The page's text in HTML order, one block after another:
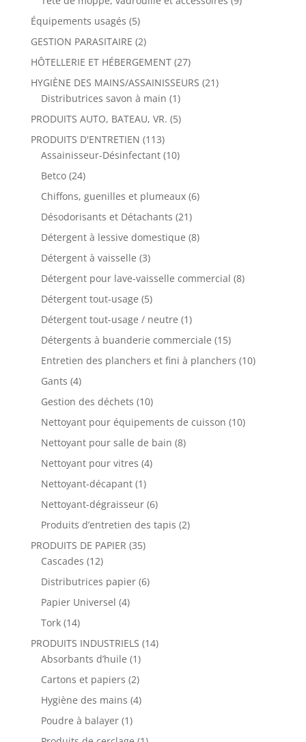
Équipements usagés (5)
GESTION PARASITAIRE (2)
HÔTELLERIE ET HÉBERGEMENT (27)
HYGIÈNE DES MAINS/ASSAINISSEURS (21)
Distributrices savon à main (1)
PRODUITS AUTO, BATEAU, VR. (5)
PRODUITS D'ENTRETIEN (113)
Assainisseur-Désinfectant (10)
Betco (24)
Chiffons, guenilles et plumeaux (6)
Désodorisants et Détachants (21)
Détergent à lessive domestique (8)
Détergent à vaisselle (3)
Détergent pour lave-vaisselle commercial (8)
Détergent tout-usage (5)
Détergent tout-usage / neutre (1)
Détergents à buanderie commerciale (15)
Entretien des planchers et fini à planchers (10)
Gants (4)
Gestion des déchets (10)
Nettoyant pour équipements de cuisson (10)
Nettoyant pour salle de bain (8)
Nettoyant pour vitres (4)
Nettoyant-décapant (1)
Nettoyant-dégraisseur (6)
Produits d’entretien des tapis (2)
PRODUITS DE PAPIER (35)
Cascades (12)
Distributrices papier (6)
Papier Universel (4)
Tork (14)
PRODUITS INDUSTRIELS (14)
Absorbants d’huile (1)
Cartons et papiers (2)
Hygiène des mains (4)
Poudre à balayer (1)